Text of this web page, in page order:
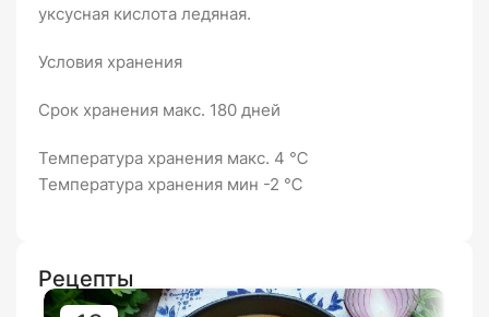
уксусная кислота ледяная.
Условия хранения
Срок хранения макс. 180 дней
Температура хранения макс. 4 ℃
Температура хранения мин -2 ℃
Рецепты